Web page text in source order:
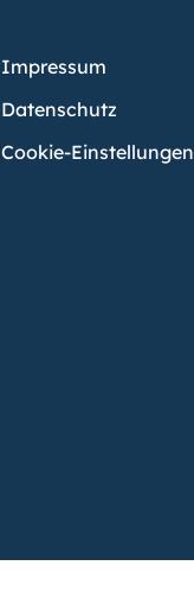
Impressum
Datenschutz
Cookie-Einstellungen